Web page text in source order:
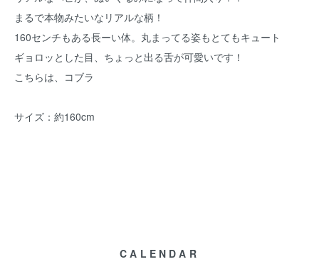
まるで本物みたいなリアルな柄！
160センチもある長ーい体。丸まってる姿もとてもキュート
ギョロッとした目、ちょっと出る舌が可愛いです！
こちらは、コブラ
サイズ：約160cm
CALENDAR